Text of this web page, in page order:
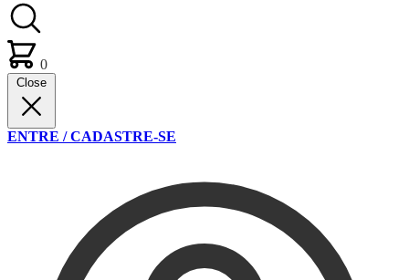
0
Close
ENTRE / CADASTRE-SE